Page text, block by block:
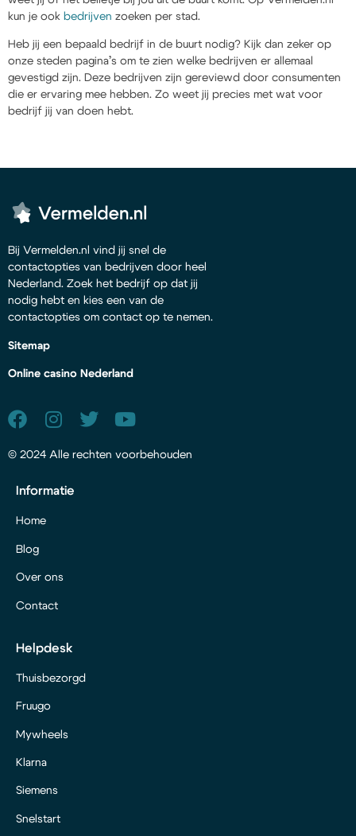
kun je ook bedrijven zoeken per stad.
Heb jij een bepaald bedrijf in de buurt nodig? Kijk dan zeker op
onze steden pagina’s om te zien welke bedrijven er allemaal
gevestigd zijn. Deze bedrijven zijn gereviewd door consumenten
die er ervaring mee hebben. Zo weet jij precies met wat voor
bedrijf jij van doen hebt.
Bij Vermelden.nl vind jij snel de
contactopties van bedrijven door heel
Nederland. Zoek het bedrijf op dat jij
nodig hebt en kies een van de
contactopties om contact op te nemen.
Sitemap
Online casino Nederland
© 2024 Alle rechten voorbehouden
Informatie
Home
Blog
Over ons
Contact
Helpdesk
Thuisbezorgd
Fruugo
Mywheels
Klarna
Siemens
Snelstart